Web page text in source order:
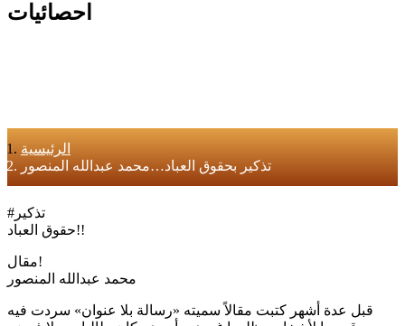
احصائيات
الرئيسية
تذكير بحقوق العباد…محمد عبدالله المنصور
#تذكير
حقوق العباد!!
مقال!
محمد عبدالله المنصور
قبل عدة أشهر كتبت مقالاً سميته «رسالة بلا عنوان» سردت فيه